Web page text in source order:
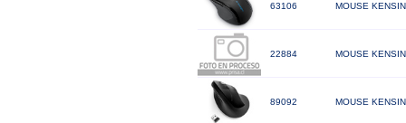
63106 MOUSE
22884 MOUSE
89092 MOUSE